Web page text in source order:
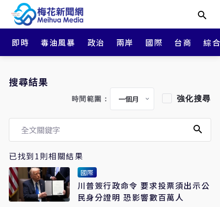
即時 毒油風暴 政治 兩岸 國際 台商 綜
搜尋結果
時間範圍： 強化搜尋
已找到1則相關結果
國際
川普簽行政命令 要求投票須出示公
民身分證明 恐影響數百萬人